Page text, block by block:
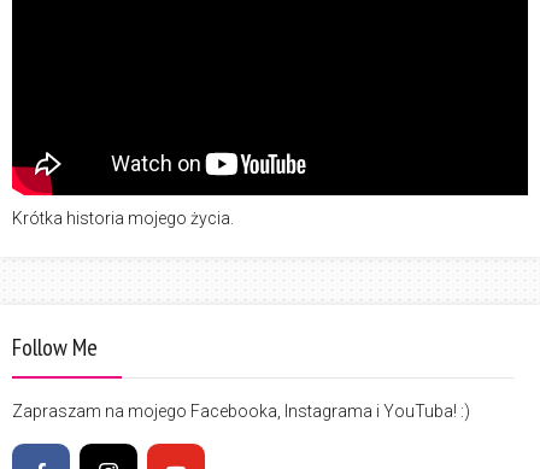
Krótka historia mojego życia.
Follow Me
Zapraszam na mojego Facebooka, Instagrama i YouTuba! :)